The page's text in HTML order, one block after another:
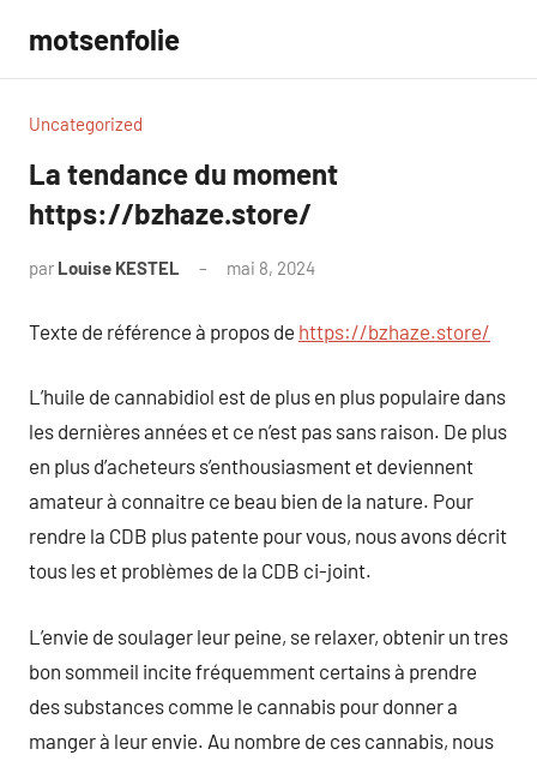
contenu
motsenfolie
Uncategorized
La tendance du moment
https://bzhaze.store/
par Louise KESTEL mai 8, 2024
Texte de référence à propos de https://bzhaze.store/
L’huile de cannabidiol est de plus en plus populaire dans
les dernières années et ce n’est pas sans raison. De plus
en plus d’acheteurs s’enthousiasment et deviennent
amateur à connaitre ce beau bien de la nature. Pour
rendre la CDB plus patente pour vous, nous avons décrit
tous les et problèmes de la CDB ci-joint.
L’envie de soulager leur peine, se relaxer, obtenir un tres
bon sommeil incite fréquemment certains à prendre
des substances comme le cannabis pour donner a
manger à leur envie. Au nombre de ces cannabis, nous